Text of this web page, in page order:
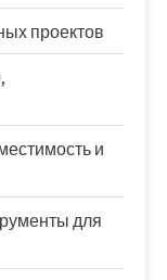
проектов
и
для